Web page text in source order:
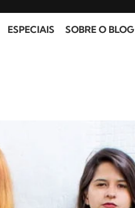
ESPECIAIS SOBRE O BLOG